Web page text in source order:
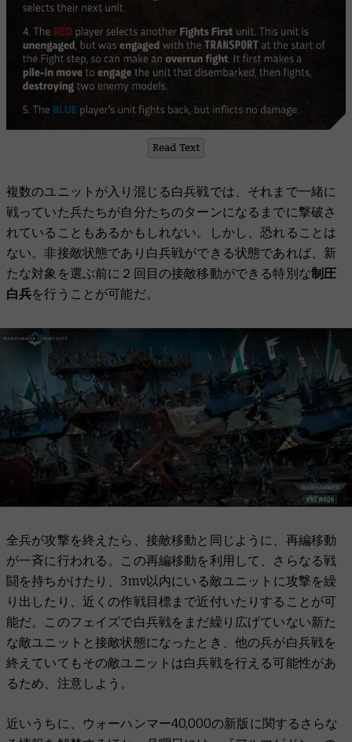
Read Text
複数のユニットが入り混じる白兵戦では、それまで一緒に
戦っていた兵たちが自分たちのターンになるまでに撃破さ
れていることもあるかもしれない。しかし、恐れることは
ない。非接敵状態であり白兵戦ができる状態であれば、新
たな対象を選ぶ前に２回目の接敵移動ができる特別な制圧
白兵を行うことが可能だ。
全兵が攻撃を終えたら、接敵移動と同じように、再編移動
が一斉に行われる。この再編移動を利用して、さらなる戦
闘を持ちかけたり、3mv以内にいる敵ユニットに攻撃を繰
り出したり、近くの作戦目標まで近付いたりすることが可
能だ。このフェイズで白兵戦をまだ繰り広げていない新た
な敵ユニットと接敵状態になったとき、他の兵が白兵戦を
終えていてもその敵ユニットは白兵戦を行える可能性があ
るため、注意しよう。
近いうちに、ウォーハンマー40,000の新版に関するさらな